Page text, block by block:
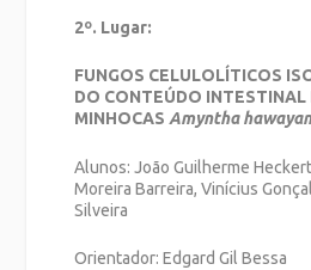
2º. Lugar:
FUNGOS CELULOLÍTICOS
DO CONTEÚDO INTESTINAL
MINHOCASAmyntha
Alunos: João Guilherme Heckert
Moreira Barreira, Vinícius
Silveira
Orientador: Edgard Gil Bessa